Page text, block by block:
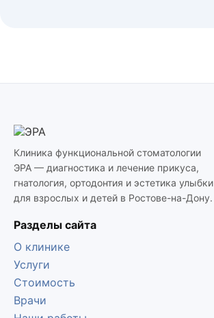
Клиника функциональной стоматологии
ЭРА — диагностика и лечение прикуса,
гнатология, ортодонтия и эстетика улыбки
для взрослых и детей в Ростове-на-Дону.
Разделы сайта
О клинике
Услуги
Стоимость
Врачи